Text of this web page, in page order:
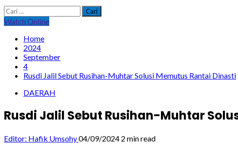
Cari
untuk:
Watch Online
Home
2024
September
4
Rusdi Jalil Sebut Rusihan-Muhtar Solusi Memutus Rantai Dinasti
DAERAH
Rusdi Jalil Sebut Rusihan-Muhtar
Editor: Hafik Umsohy04/09/2024 2 min read